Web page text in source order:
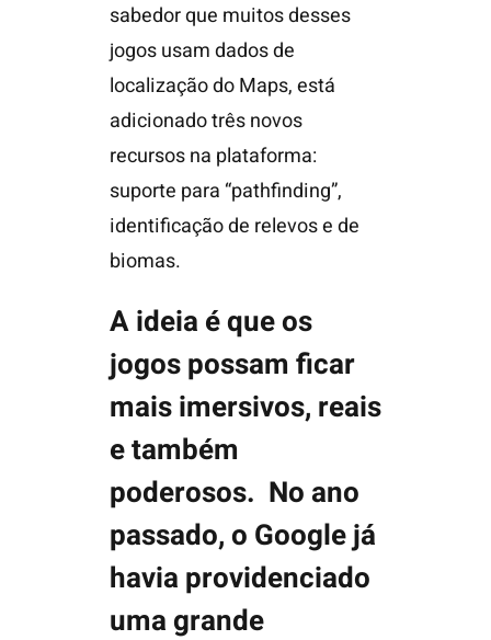
sabedor que muitos desses
jogos usam dados de
localização do Maps, está
adicionado três novos
recursos na plataforma:
suporte para “pathfinding”,
identificação de relevos e de
biomas.
A ideia é que os
jogos possam ficar
mais imersivos, reais
e também
poderosos. No ano
passado, o Google já
havia providenciado
uma grande